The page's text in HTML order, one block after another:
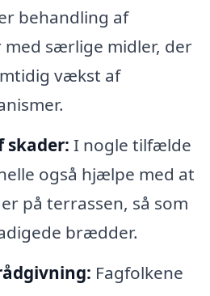
behandling af
særlige midler, der
vækst af
skader: I nogle tilfælde
også hjælpe med at
på terrassen, så som
brædder.
Fagfolkene